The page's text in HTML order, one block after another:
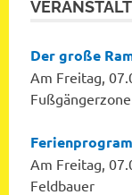
Der große
Am Freitag,
Am Freitag,
Feldbauer